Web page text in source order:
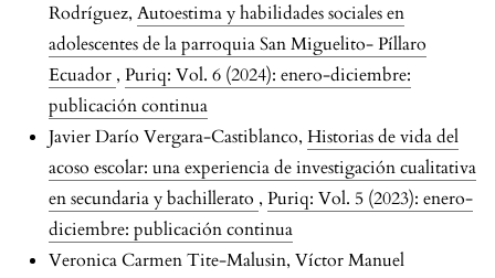
Rodríguez, Autoestima y habilidades sociales en
adolescentes de la parroquia San Miguelito- Píllaro
Ecuador , Puriq: Vol. 6 (2024): enero-diciembre:
publicación continua
Javier Darío Vergara-Castiblanco, Historias de vida del
acoso escolar: una experiencia de investigación cualitativa
en secundaria y bachillerato , Puriq: Vol. 5 (2023): enero-
diciembre: publicación continua
Veronica Carmen Tite-Malusin, Víctor Manuel